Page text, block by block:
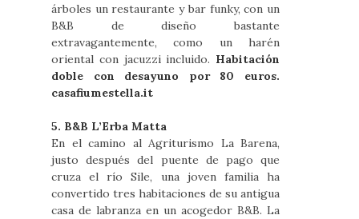
árboles un restaurante y bar funky, con un
B&B de diseño bastante
extravagantemente, como un harén
oriental con jacuzzi incluido. Habitación
doble con desayuno por 80 euros.
casafiumestella.it
5. B&B L’Erba Matta
En el camino al Agriturismo La Barena,
justo después del puente de pago que
cruza el río Sile, una joven familia ha
convertido tres habitaciones de su antigua
casa de labranza en un acogedor B&B. La